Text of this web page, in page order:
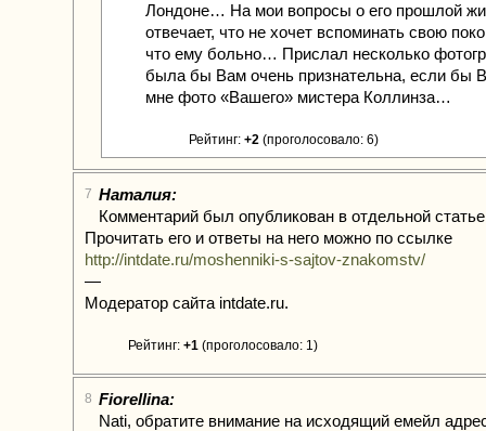
Лондоне… На мои вопросы о его прошлой
отвечает, что не хочет вспоминать свою
что ему больно… Прислал несколько
была бы Вам очень признательна, если бы
мне фото «Вашего» мистера Коллинза…
Рейтинг: +2 (проголосовало: 6)
7 Наталия:
Комментарий был опубликован в отдельной
Прочитать его и ответы на него можно по ссылке
http://intdate.ru/moshenniki-s-sajtov-znakomstv/
—
Модератор сайта intdate.ru.
Рейтинг: +1 (проголосовало: 1)
8 Fiorellina:
Nati, обратите внимание на исходящий емейл